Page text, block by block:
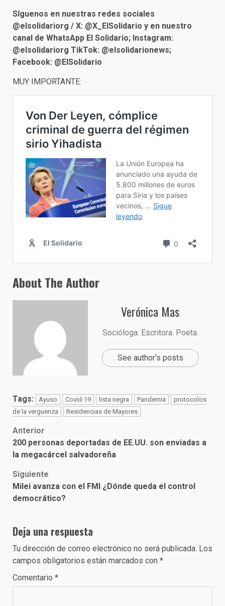
Síguenos en nuestras redes sociales
@elsolidariorg / X: @X_ElSolidario y en nuestro
canal de WhatsApp El Solidario; Instagram:
@elsolidariorg TikTok: @elsolidarionews;
Facebook: @ElSolidario
MUY IMPORTANTE:
About The Author
Verónica Mas
Socióloga. Escritora. Poeta.
See author's posts
Tags: Ayuso Covid-19 lista negra Pandemia
protocolos
de la verguenza
Residencias de Mayores
Post
navigation
Anterior
200 personas deportadas de EE.UU. son enviadas a
la megacárcel salvadoreña
Siguiente
Milei avanza con el FMI ¿Dónde queda el control
democrático?
Deja una respuesta
Tu dirección de correo electrónico no será publicada. Los
campos obligatorios están marcados con *
Comentario *